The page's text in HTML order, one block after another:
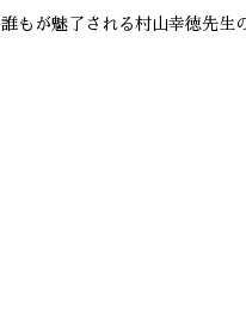
誰もが魅了される村山幸徳先生